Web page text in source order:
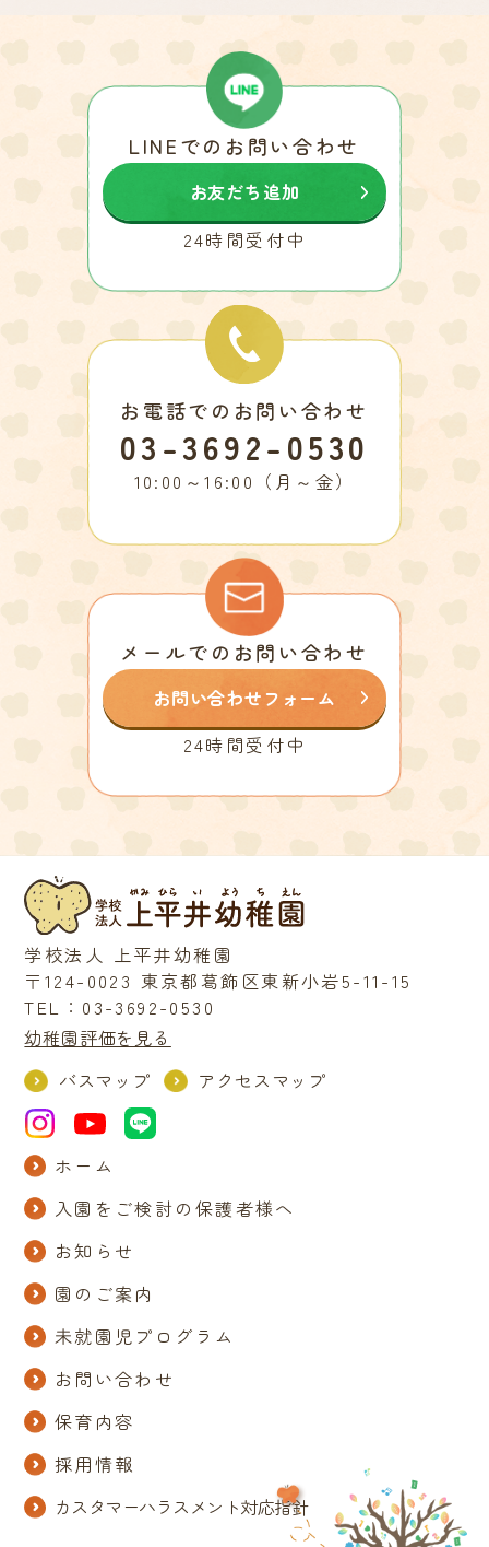
LINEでのお問い合わせ
お友だち追加
24時間受付中
お電話でのお問い合わせ
03-3692-0530
10:00～16:00（月～金）
メールでのお問い合わせ
お問い合わせフォーム
24時間受付中
学校法人 上平井幼稚園
〒124-0023 東京都葛飾区東新小岩5-11-15
TEL：03-3692-0530
幼稚園評価を見る
バスマップ
アクセスマップ
ホーム
入園をご検討の保護者様へ
お知らせ
園のご案内
未就園児プログラム
お問い合わせ
保育内容
採用情報
カスタマーハラスメント対応指針